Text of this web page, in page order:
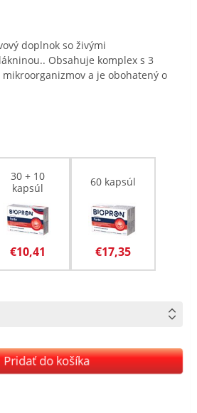
doplnok so živými
Obsahuje komplex s 3
a je obohatený o
30 + 10
kapsúl
€10,41
60 kapsúl
€17,35
Pridať do košíka